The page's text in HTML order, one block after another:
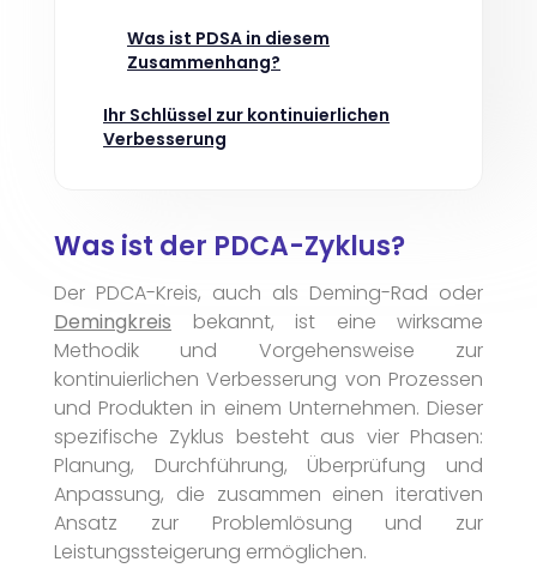
Was ist PDSA in diesem
Zusammenhang?
Ihr Schlüssel zur kontinuierlichen
Verbesserung
Was ist der PDCA-Zyklus?
Der PDCA-Kreis, auch als Deming-Rad oder
Demingkreis bekannt, ist eine wirksame
Methodik und Vorgehensweise zur
kontinuierlichen Verbesserung von Prozessen
und Produkten in einem Unternehmen. Dieser
spezifische Zyklus besteht aus vier Phasen:
Planung, Durchführung, Überprüfung und
Anpassung, die zusammen einen iterativen
Ansatz zur Problemlösung und zur
Leistungssteigerung ermöglichen.